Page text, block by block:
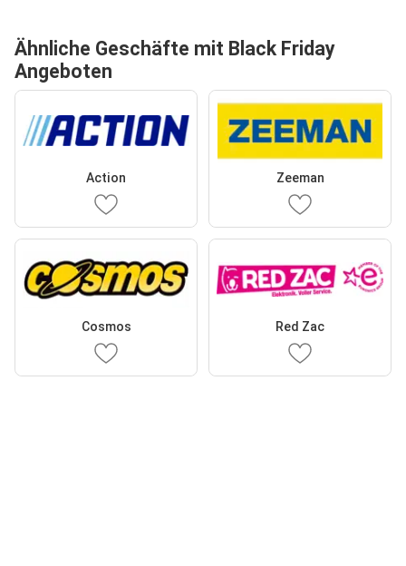
Ähnliche Geschäfte mit Black Friday
Angeboten
Action Zeeman
Cosmos Red Zac